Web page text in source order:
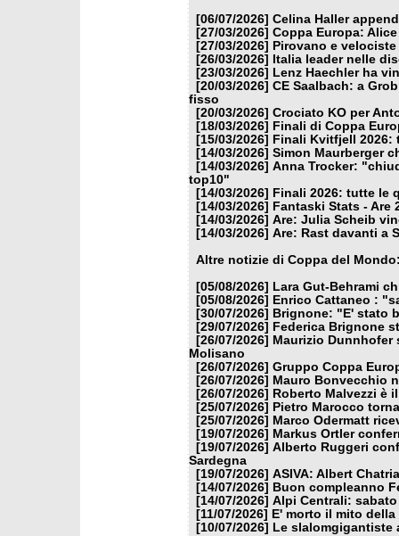
[06/07/2026] Celina Haller
[27/03/2026] Coppa Europa:
[27/03/2026]
Pirovano e
[26/03/2026]
Italia leader nelle
[23/03/2026]
Lenz Haechler ha
[20/03/2026] CE Saalbach: a
fisso
[20/03/2026] Crociato KO per
[18/03/2026]
Finali di Coppa
[15/03/2026]
Finali Kvitfjell 2026:
[14/03/2026] Simon Maurberger
[14/03/2026] Anna Trocker:
top10"
[14/03/2026]
Finali 2026: tutte le
[14/03/2026]
Fantaski Stats - Are
[14/03/2026] Are: Julia Scheib
[14/03/2026] Are: Rast davanti a
Altre notizie di Coppa del
[05/08/2026]
Lara Gut-Behrami
[05/08/2026]
Enrico Cattaneo :
[30/07/2026]
Brignone: "E' stato
[29/07/2026]
Federica Brignone
[26/07/2026] Maurizio Dunnhofer
Molisano
[26/07/2026] Gruppo Coppa
[26/07/2026] Mauro Bonvecchio
[26/07/2026]
Roberto Malvezzi è
[25/07/2026]
Pietro Marocco
[25/07/2026] Marco Odermatt
[19/07/2026] Markus Ortler
[19/07/2026] Alberto Ruggeri
Sardegna
[19/07/2026] ASIVA: Albert
[14/07/2026]
Buon compleanno
[14/07/2026] Alpi Centrali:
[11/07/2026]
E' morto il mito
[10/07/2026]
Le